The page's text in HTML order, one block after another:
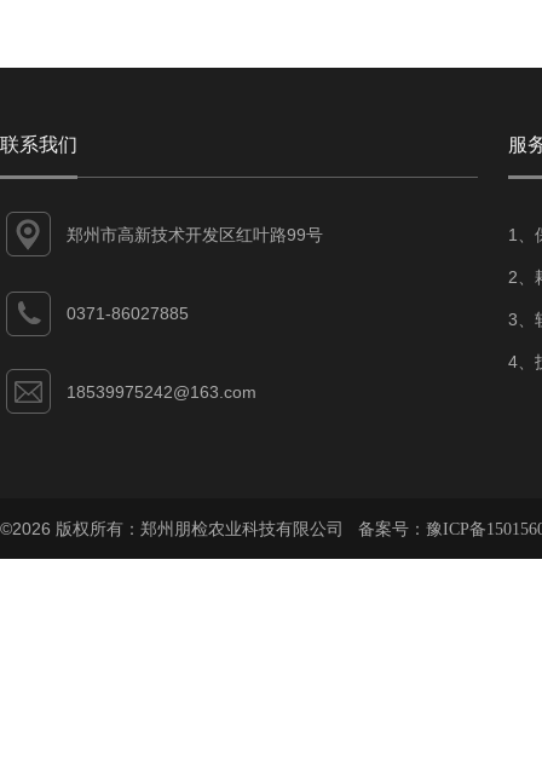
联系我们
郑州市高新技术开发区红叶路99号
0371-86027885
18539975242@163.com
服
1、
2、
3、
4、
©2026 版权所有：郑州朋检农业科技有限公司 备案号： 豫ICP备